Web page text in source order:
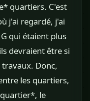
quartiers. C'est
j'ai regardé, j'ai
qui étaient plus
devraient être si
Donc,
les quartiers,
le